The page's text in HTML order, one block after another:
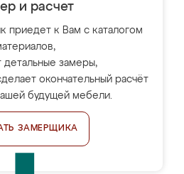
и расчет
приедет к Вам с каталогом
детальные замеры,
окончательный расчёт
будущей мебели.
ЗАМЕРЩИКА